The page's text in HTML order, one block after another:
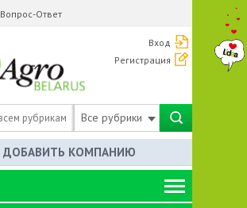
Вопрос-Ответ
Вход
Регистрация
Все рубрики
ДОБАВИТЬ КОМПАНИЮ